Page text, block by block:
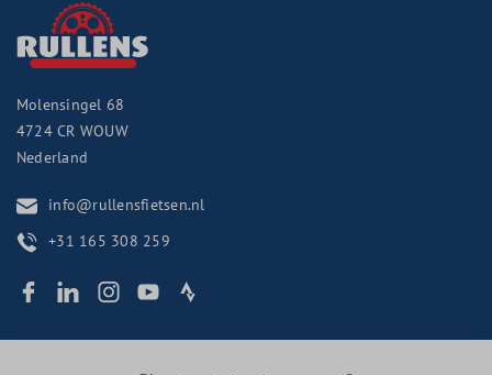
Molensingel 68
4724 CR WOUW
Nederland
info@rullensfietsen.nl
+31 165 308 259